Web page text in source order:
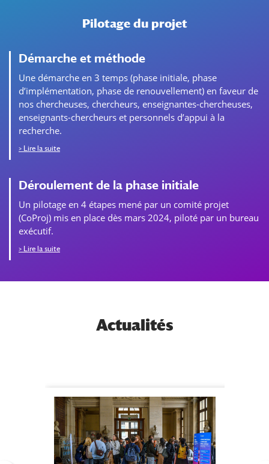
Pilotage du projet
Démarche et méthode
Une démarche en 3 temps (phase initiale, phase
d’implémentation, phase de renouvellement) en faveur de
nos chercheuses, chercheurs, enseignantes-chercheuses,
enseignants-chercheurs et personnels d’appui à la
recherche.
> Lire la suite
Déroulement de la phase initiale
Un pilotage en 4 étapes mené par un comité projet
(CoProj) mis en place dès mars 2024, piloté par un bureau
exécutif.
> Lire la suite
Actualités